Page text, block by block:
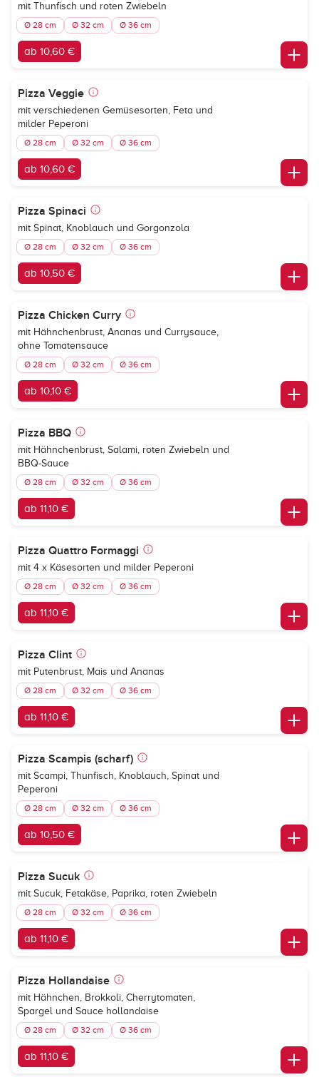
mit Thunfisch und roten Zwiebeln
Ø 28 cm Ø 32 cm Ø 36 cm
ab 10,60 €
Pizza Veggie
mit verschiedenen Gemüsesorten, Feta und
milder Peperoni
Ø 28 cm Ø 32 cm Ø 36 cm
ab 10,60 €
Pizza Spinaci
mit Spinat, Knoblauch und Gorgonzola
Ø 28 cm Ø 32 cm Ø 36 cm
ab 10,50 €
Pizza Chicken Curry
mit Hähnchenbrust, Ananas und Currysauce,
ohne Tomatensauce
Ø 28 cm Ø 32 cm Ø 36 cm
ab 10,10 €
Pizza BBQ
mit Hähnchenbrust, Salami, roten Zwiebeln und
BBQ-Sauce
Ø 28 cm Ø 32 cm Ø 36 cm
ab 11,10 €
Pizza Quattro Formaggi
mit 4 x Käsesorten und milder Peperoni
Ø 28 cm Ø 32 cm Ø 36 cm
ab 11,10 €
Pizza Clint
mit Putenbrust, Mais und Ananas
Ø 28 cm Ø 32 cm Ø 36 cm
ab 11,10 €
Pizza Scampis (scharf)
mit Scampi, Thunfisch, Knoblauch, Spinat und
Peperoni
Ø 28 cm Ø 32 cm Ø 36 cm
ab 10,50 €
Pizza Sucuk
mit Sucuk, Fetakäse, Paprika, roten Zwiebeln
Ø 28 cm Ø 32 cm Ø 36 cm
ab 11,10 €
Pizza Hollandaise
mit Hähnchen, Brokkoli, Cherrytomaten,
Spargel und Sauce hollandaise
Ø 28 cm Ø 32 cm Ø 36 cm
ab 11,10 €